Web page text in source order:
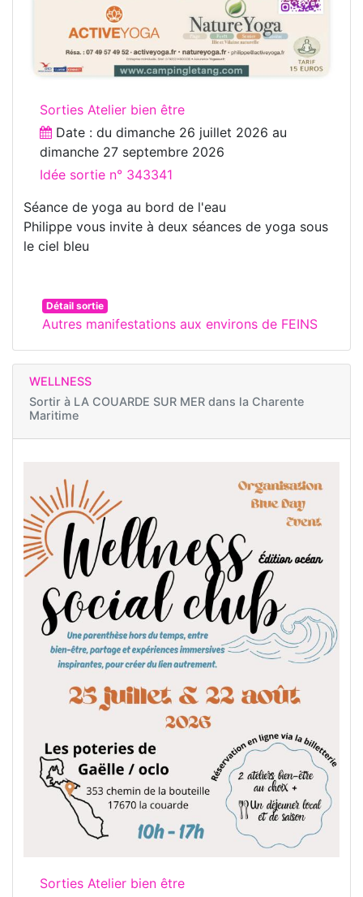
Sorties Atelier bien être
Date : du dimanche 26 juillet 2026 au
dimanche 27 septembre 2026
Idée sortie n° 343341
Séance de yoga au bord de l'eau
Philippe vous invite à deux séances de yoga sous
le ciel bleu
Détail sortie
Autres manifestations aux environs de FEINS
WELLNESS
Sortir à LA COUARDE SUR MER dans la Charente
Maritime
Sorties Atelier bien être